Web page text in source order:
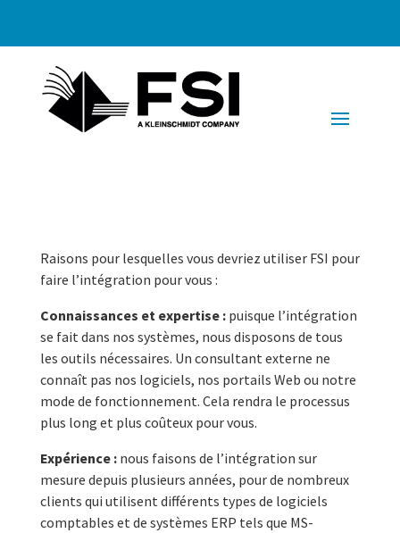
Raisons pour lesquelles vous devriez utiliser FSI pour
faire l’intégration pour vous :
Connaissances et expertise :puisque l’intégration
se fait dans nos systèmes, nous disposons de tous
les outils nécessaires. Un consultant externe ne
connaît pas nos logiciels, nos portails Web ou notre
mode de fonctionnement. Cela rendra le processus
plus long et plus coûteux pour vous.
Expérience :nous faisons de l’intégration sur
mesure depuis plusieurs années, pour de nombreux
clients qui utilisent différents types de logiciels
comptables et de systèmes ERP tels que MS-